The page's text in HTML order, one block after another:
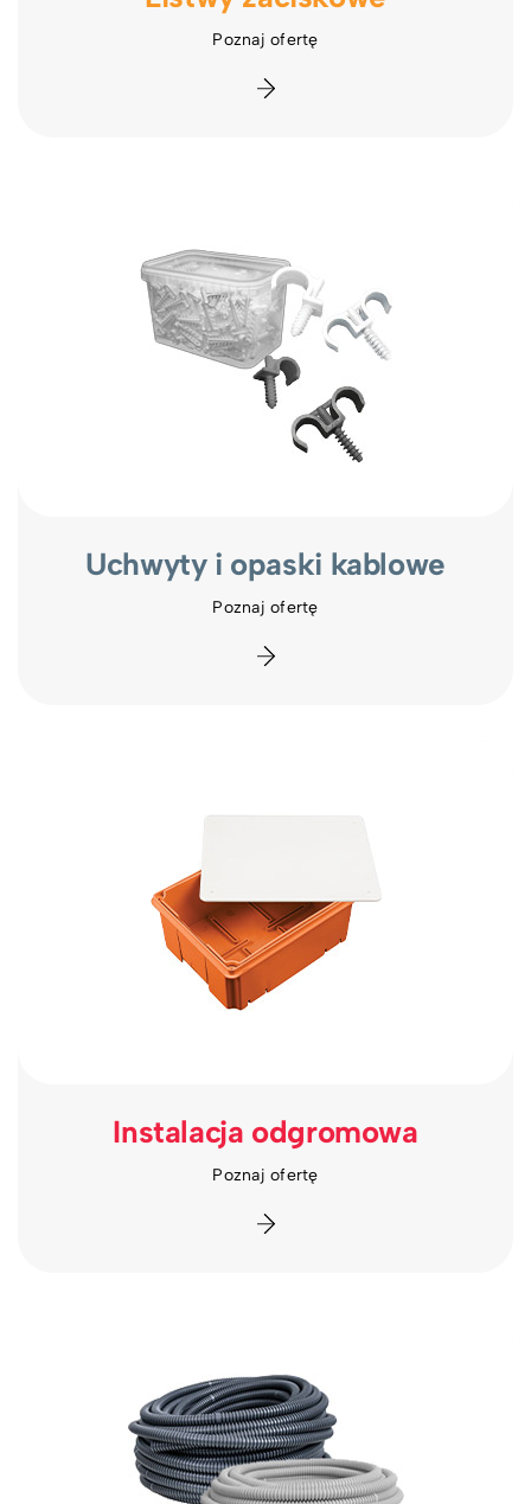
Poznaj ofertę
Uchwyty i opaski kablowe
Poznaj ofertę
Instalacja odgromowa
Poznaj ofertę